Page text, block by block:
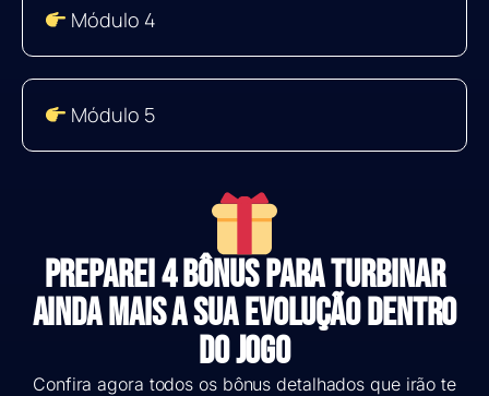
Módulo 4
Módulo 5
Preparei 4 bônus para turbinar
ainda mais a sua evolução dentro
do jogo
Confira agora todos os bônus detalhados que irão te